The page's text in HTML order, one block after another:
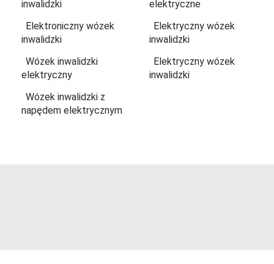
inwalidzki
elektryczne
Elektroniczny wózek
inwalidzki
Elektryczny wózek
inwalidzki
Wózek inwalidzki
elektryczny
Elektryczny wózek
inwalidzki
Wózek inwalidzki z
napędem elektrycznym